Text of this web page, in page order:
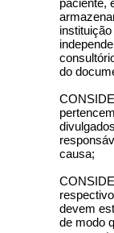
paciente,
do
causa;
devem
de modo